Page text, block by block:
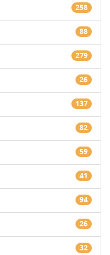
258
88
279
26
137
82
59
41
94
26
32